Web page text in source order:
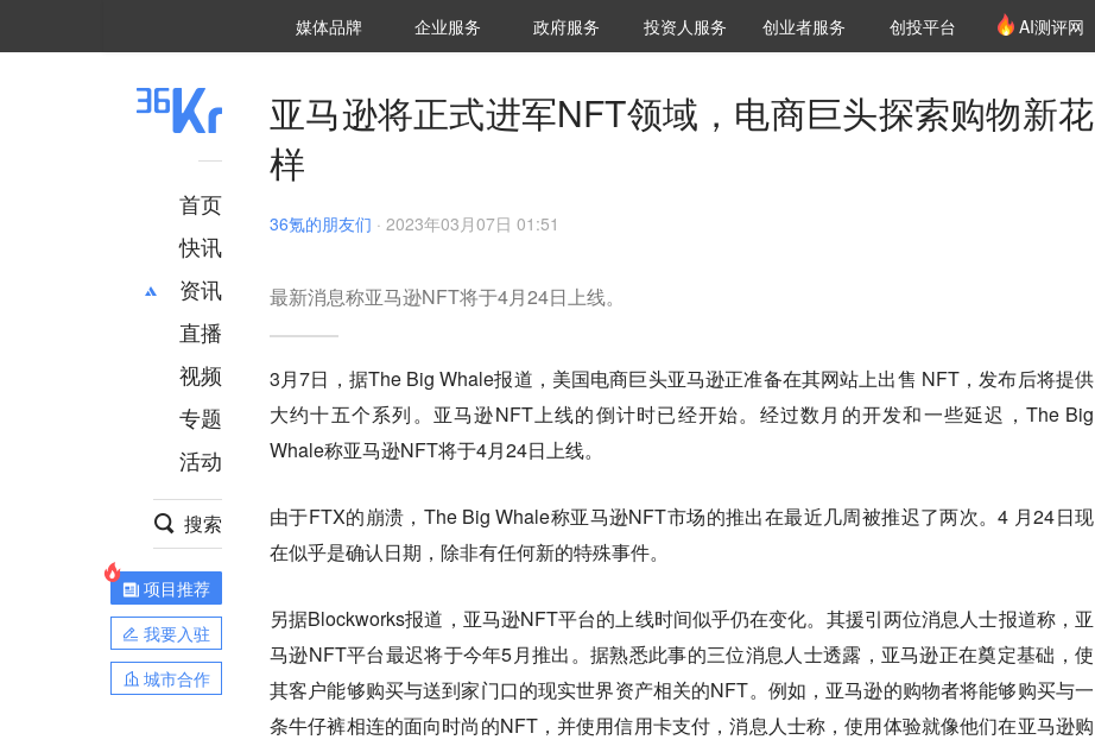
媒体品牌 36Kr研究院
企业服务 城市之窗
政府服务 VClub投资机构库
投资机构职位推介
投资人服务 创投氪堂
创业者服务 创投平台 AI测评网
首页
快讯
资讯
推荐
财经
项目推荐
安徽
直播
视频
专题
活动
搜索
项目推荐
我要入驻
城市合作
亚马逊将正式进军NFT领域，电商巨头探索购物新花
样
36氪的朋友们 · 2023年03月07日 01:51
最新消息称亚马逊NFT将于4月24日上线。
3月7日，据The Big Whale报道，美国电商巨头亚马逊正准备在其网站上出售 NFT，发布后将提供
大约十五个系列。亚马逊NFT上线的倒计时已经开始。经过数月的开发和一些延迟，The Big
Whale称亚马逊NFT将于4月24日上线。
由于FTX的崩溃，The Big Whale称亚马逊NFT市场的推出在最近几周被推迟了两次。4 月24日现
在似乎是确认日期，除非有任何新的特殊事件。
另据Blockworks报道，亚马逊NFT平台的上线时间似乎仍在变化。其援引两位消息人士报道称，亚
马逊NFT平台最迟将于今年5月推出。据熟悉此事的三位消息人士透露，亚马逊正在奠定基础，使
其客户能够购买与送到家门口的现实世界资产相关的NFT。例如，亚马逊的购物者将能够购买与一
条牛仔裤相连的面向时尚的NFT，并使用信用卡支付，消息人士称，使用体验就像他们在亚马逊购